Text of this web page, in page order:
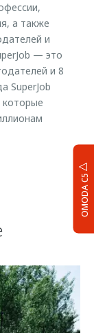
OMODA C5
а также
и
— это
и 8
SuperJob
которые